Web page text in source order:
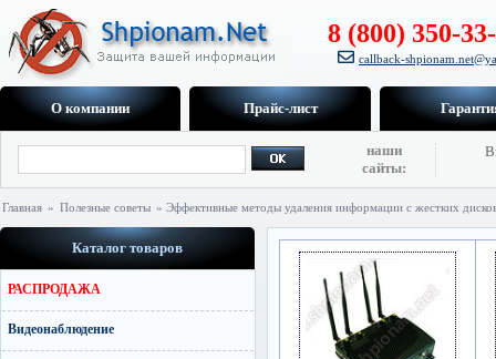
8 (800) 350-
callback-
О компании Прайс-лист
наши
сайты:
Главная » Полезные советы » Эффективные методы удаления информации с жестких
Каталог товаров
РАСПРОДАЖА
Видеонаблюдение